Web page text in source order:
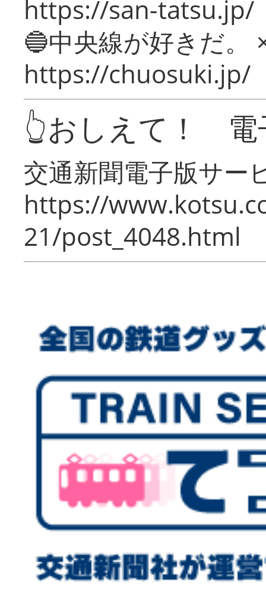
https://san-tatsu.jp/
🔵中央線が好きだ。
https://chuosuki.jp/
👆おしえて！ 電
交通新聞電子版サー
https://
21/post_4048.html